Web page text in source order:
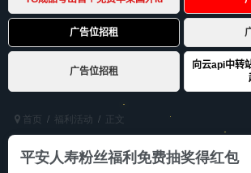
首页 福利活动 正文
平安人寿粉丝福利免费抽奖得红包